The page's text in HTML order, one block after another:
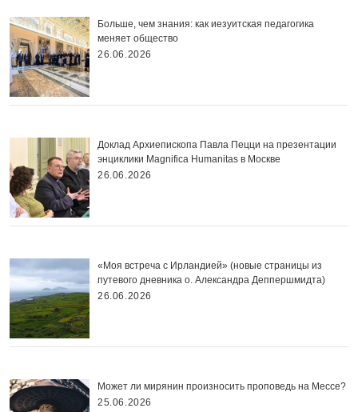
Больше, чем знания: как иезуитская педагогика
меняет общество
26.06.2026
Доклад Архиепископа Павла Пецци на презентации
энциклики Magnifica Нumanitas в Москве
26.06.2026
«Моя встреча с Ирландией» (новые страницы из
путевого дневника о. Александра Деппершмидта)
26.06.2026
Может ли мирянин произносить проповедь на Мессе?
25.06.2026